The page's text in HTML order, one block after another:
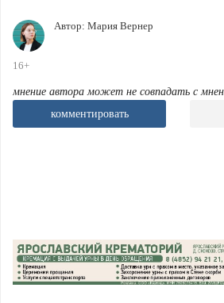
Автор: Мария Вернер
16+
мнение автора может не совпадать с
комментировать